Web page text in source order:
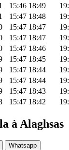
15:46 18:49
15:47 18:48
15:47 18:47
15:47 18:47
15:47 18:46
15:47 18:45
15:47 18:44
15:47 18:44
15:47 18:43
15:47 18:42
à Alaghsas
Whatsapp